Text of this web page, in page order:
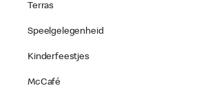
Terras
Speelgelegenheid
Kinderfeestjes
McCafé